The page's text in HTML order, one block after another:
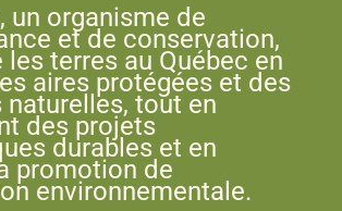
un organisme de
et de conservation,
les terres au Québec en
aires protégées et des
naturelles, tout en
des projets
durables et en
promotion de
environnementale.